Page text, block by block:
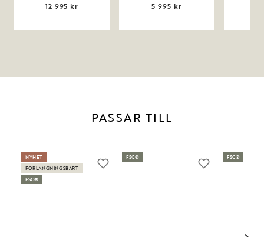
12 995 kr 5 995 kr
PASSAR TILL
NYHET
FÖRLÄNGNINGSBART
FSC®
FSC® FSC®